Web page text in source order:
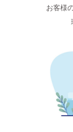
お客様